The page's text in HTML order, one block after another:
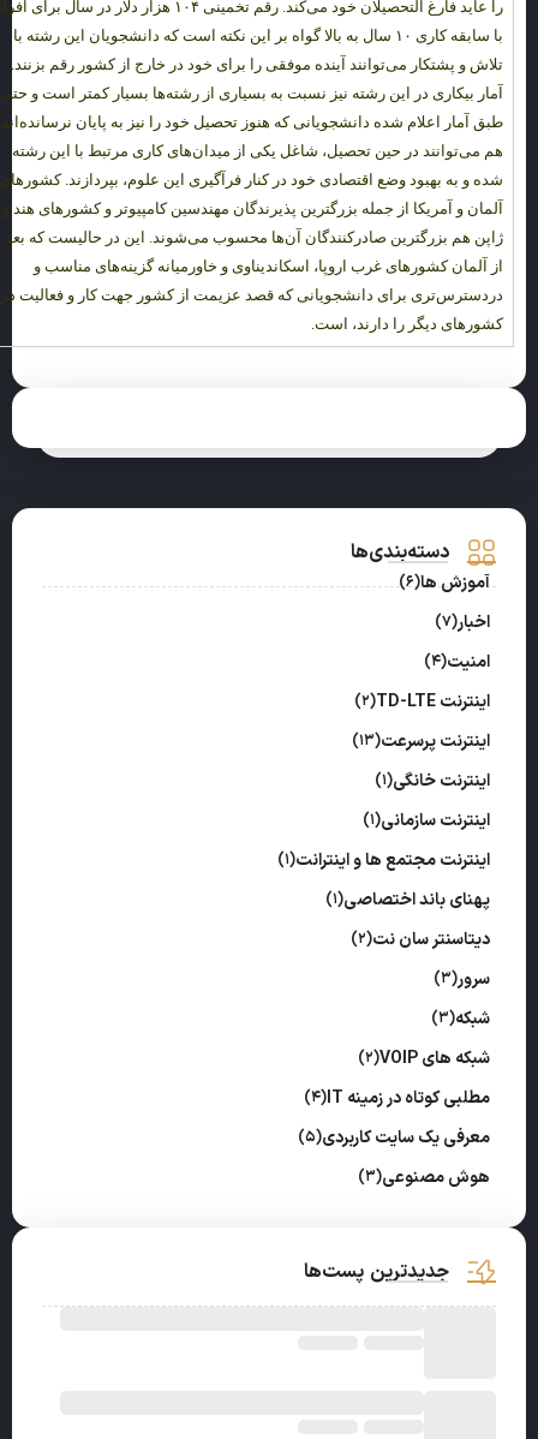
را عاید فارغ التحصیلان خود می‌کند. رقم تخمینی ۱۰۴ هزار دلار در سال برای
با سابقه کاری ۱۰ سال به بالا گواه بر این نکته است که دانشجویان این رشته با
تلاش و پشتکار می‌توانند آینده موفقی را برای خود در خارج از کشور رقم بزنند.
آمار بیکاری در این رشته نیز نسبت به بسیاری از رشته‌ها بسیار کمتر است و حتی
طبق آمار اعلام شده دانشجویانی که هنوز تحصیل خود را نیز به پایان نرسانده‌اند
هم می‌توانند در حین تحصیل، شاغل یکی از میدان‌های کاری مرتبط با این رشته
شده و به بهبود وضع اقتصادی خود در کنار فرآگیری این علوم، بپردازند. کشورهای
آلمان و آمریکا از جمله بزرگترین پذیرندگان مهندسین کامپیوتر و کشورهای هند و
ژاپن هم بزرگترین صادرکنندگان آن‌ها محسوب می‌شوند. این در حالیست که بعد
از آلمان کشورهای غرب اروپا، اسکاندیناوی و خاورمیانه گزینه‌های مناسب و
دردسترس‌تری برای دانشجویانی که قصد عزیمت از کشور جهت کار و فعالیت در
کشورهای دیگر را دارند، است.
دسته‌بندی‌ها
آموزش ها(6)
اخبار(7)
امنیت(4)
اینترنت TD-LTE (2)
اینترنت پرسرعت(13)
اینترنت خانگی(1)
اینترنت سازمانی(1)
اینترنت مجتمع ها و اینترانت(1)
پهنای باند اختصاصی(1)
دیتاسنتر سان نت(2)
سرور(3)
شبکه(3)
شبکه های VOIP (2)
مطلبی کوتاه در زمینه IT (4)
معرفی یک سایت کاربردی(5)
هوش مصنوعی(3)
جدیدترین پست‌ها